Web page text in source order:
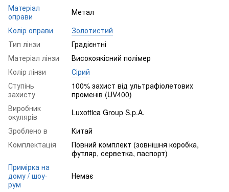
Матеріал
оправи
Метал
Колір оправи
Золотистий
Тип лінзи
Градієнтні
Матеріал лінзи
Високоякісний полімер
Колір лінзи
Сірий
Ступінь
захисту
100% захист від ультрафіолетових
променів (UV400)
Виробник
окулярів
Luxottica Group S.p.A.
Зроблено в
Китай
Комплектація
Повний комплект (зовнішня коробка,
футляр, серветка, паспорт)
Примірка на
дому / шоу-
рум
Немає